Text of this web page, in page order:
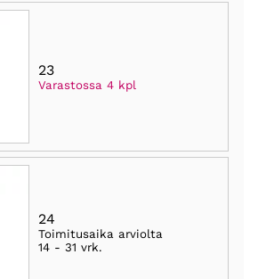
23
Varastossa 4 kpl
24
Toimitusaika arviolta
14 - 31 vrk.